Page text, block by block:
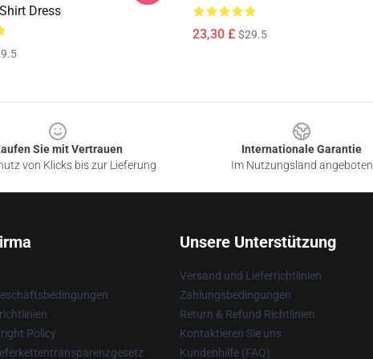
Dress
23,30 £ $29.5
Sie mit Vertrauen
von Klicks bis zur Lieferung
Internationale Garantie
Im Nutzungsland angeboten
Policy
Unsere Unterstützung
Versand und Lieferrichtlinien
Zahlungsbedingungen
Return & Refund Richtlinien
Kontaktieren Sie uns
Kundenhilfe (FAQ)